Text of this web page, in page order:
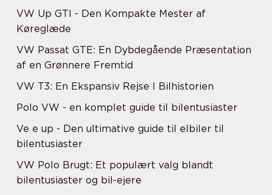
VW Up GTI - Den Kompakte Mester af
Køreglæde
VW Passat GTE: En Dybdegående Præsentation
af en Grønnere Fremtid
VW T3: En Ekspansiv Rejse I Bilhistorien
Polo VW - en komplet guide til bilentusiaster
Ve e up - Den ultimative guide til elbiler til
bilentusiaster
VW Polo Brugt: Et populært valg blandt
bilentusiaster og bil-ejere